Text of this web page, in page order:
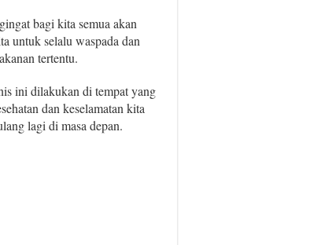
bagi kita semua akan
untuk selalu waspada dan
tertentu.
ini dilakukan di tempat yang
dan keselamatan kita
lagi di masa depan.